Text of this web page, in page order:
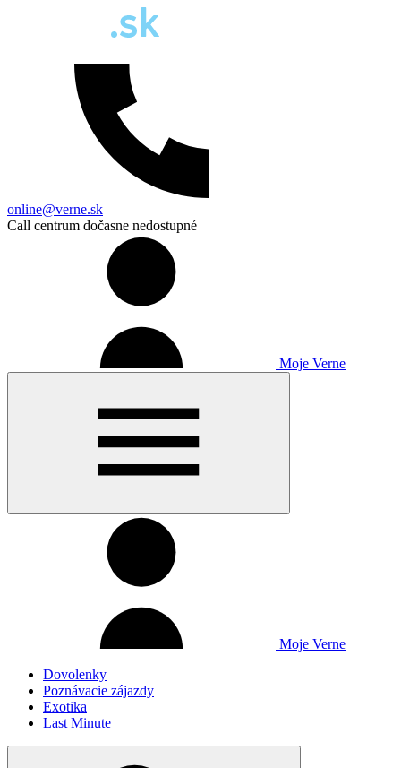
online@verne.sk
Call centrum dočasne nedostupné
Moje Verne
Moje Verne
Dovolenky
Poznávacie zájazdy
Exotika
Last Minute